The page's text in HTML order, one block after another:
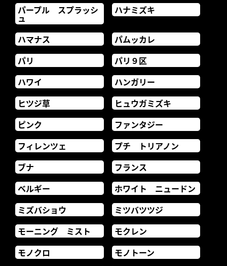
パープル スプラッシ
ュ
ハナミズキ
ハマナス
パムッカレ
パリ
パリ９区
ハワイ
ハンガリー
ヒツジ草
ヒュウガミズキ
ピンク
ファンタジー
フィレンツェ
プチ トリアノン
ブナ
フランス
ベルギー
ホワイト ニュードン
ミズバショウ
ミツバツツジ
モーニング ミスト
モクレン
モノクロ
モノトーン